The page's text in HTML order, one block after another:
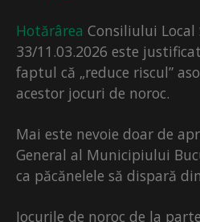
Hotărârea Consiliului Local
33/11.03.2026 este
faptul că „reduce riscul”
acestor jocuri de noroc.
Mai este nevoie doar de
General al Municipiului
ca păcănelele să dispară
Jocurile de noroc de la